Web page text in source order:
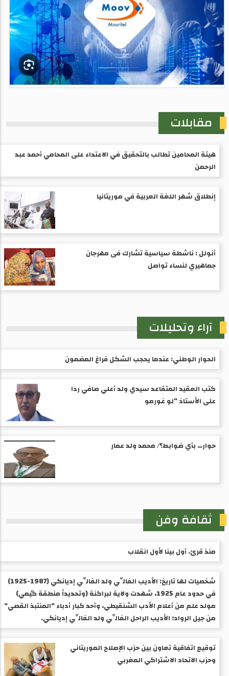
مقابلات
هيئة المحامين تطالب بالتحقيق في الاعتداء على المحامي أحمد عبد
الرحمن
إنطلاق شهر اللغة العربية في موريتانيا
أنولل : ناشطة سياسية تشارك فى مهرجان
جماهيري لنساء تواصل
آراء وتحليلات
الحوار الوطني: عندما يحجب الشكل فراغ المضمون
كتب العقيد المتقاعد سيدي ولد أعلي صافي ردا
على الأستاذ “لو غورمو
حوار… بأي ضوابط؟/ محمد ولد عمار
ثقافة وفن
منذ قرئ. أول بينا لأول انقلاب
شخصيات لها تاريخ: الأديب الفالِّي ولد الفالِّي إديانكي (1987-1925) ​
في حدود عام 1925، شهدت ولاية لبراكنة (وتحديداً منطقة گيمي)
مولد علم من أعلام الأدب الشنقيطي، وأحد كبار أدباء "المنتبذ القصي"
من جيل الرواد؛ الأديب الراحل الفالِّي ولد الفالِّي إديانكي.
توقيع اتفاقية تعاون بين حزب الإصلاح الموريتاني
وحزب الاتحاد الاشتراكي المغربي